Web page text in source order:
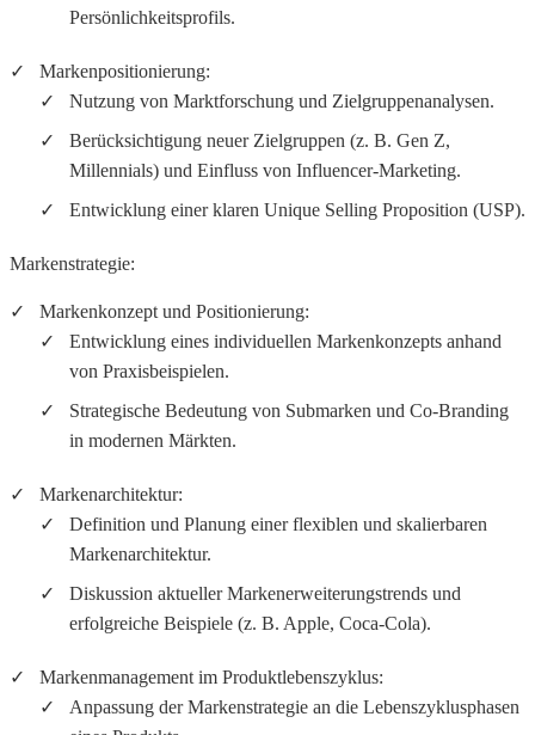
Persönlichkeitsprofils.
Markenpositionierung:
Nutzung von Marktforschung und Zielgruppenanalysen.
Berücksichtigung neuer Zielgruppen (z. B. Gen Z,
Millennials) und Einfluss von Influencer-Marketing.
Entwicklung einer klaren Unique Selling Proposition (USP).
Markenstrategie:
Markenkonzept und Positionierung:
Entwicklung eines individuellen Markenkonzepts anhand
von Praxisbeispielen.
Strategische Bedeutung von Submarken und Co-Branding
in modernen Märkten.
Markenarchitektur:
Definition und Planung einer flexiblen und skalierbaren
Markenarchitektur.
Diskussion aktueller Markenerweiterungstrends und
erfolgreiche Beispiele (z. B. Apple, Coca-Cola).
Markenmanagement im Produktlebenszyklus:
Anpassung der Markenstrategie an die Lebenszyklusphasen